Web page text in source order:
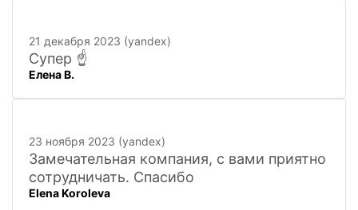
искать
21 декабря 2023 (yandex)
Супер ☝️
Елена В.
23 ноября 2023 (yandex)
Замечательная компания, с вами приятно
сотрудничать. Спасибо
Elena Koroleva